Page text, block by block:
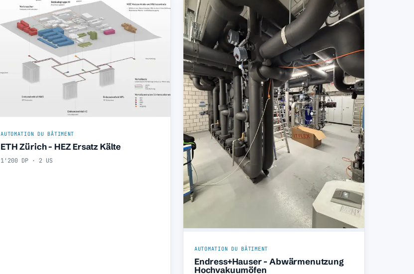
AUTOMATION DU BÂTIMENT
ETH Zürich - HEZ Ersatz Kälte
1'200 DP · 2 US
AUTOMATION DU BÂTIMENT
Endress+Hauser - Abwärmenutzung
Hochvakuumöfen